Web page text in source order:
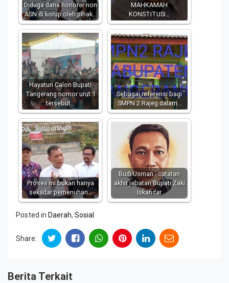
Diduga dana honorer non
ASN di korup oleh pihak…
MAHKAMAH
KONSTITUSI…
Hayatun Calon Bupati
Tangerang nomor urut 1
tersebut…
Sebagai referensi bagi
SMPN 2 Rajeg dalam…
Proses ini bukan hanya
sekadar pemenuhan…
Budi Usman : catatan
akhir jabatan Bupati Zaki
Iskandar
Posted in Daerah, Sosial
Share:
Berita Terkait